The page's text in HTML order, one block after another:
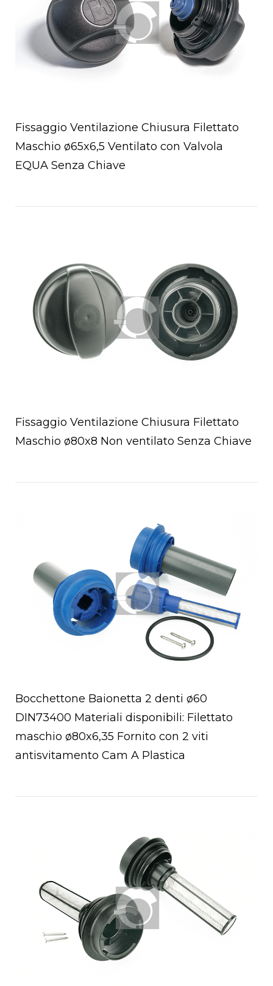
Fissaggio Ventilazione Chiusura Filettato
Maschio ø65x6,5 Ventilato con Valvola
EQUA Senza Chiave
Fissaggio Ventilazione Chiusura Filettato
Maschio ø80x8 Non ventilato Senza Chiave
Bocchettone Baionetta 2 denti ø60
DIN73400 Materiali disponibili: Filettato
maschio ø80x6,35 Fornito con 2 viti
antisvitamento Cam A Plastica